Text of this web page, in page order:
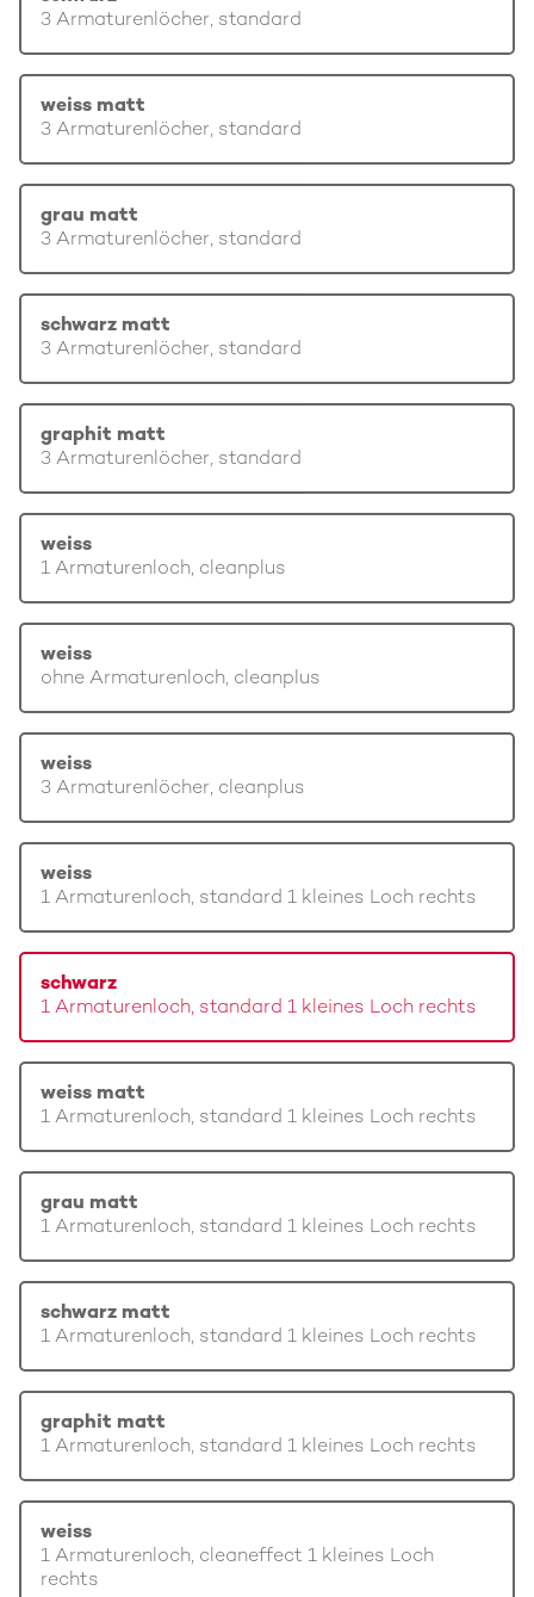
3 Armaturenlöcher, standard
weiss matt
3 Armaturenlöcher, standard
grau matt
3 Armaturenlöcher, standard
schwarz matt
3 Armaturenlöcher, standard
graphit matt
3 Armaturenlöcher, standard
weiss
1 Armaturenloch, cleanplus
weiss
ohne Armaturenloch, cleanplus
weiss
3 Armaturenlöcher, cleanplus
weiss
1 Armaturenloch, standard 1 kleines Loch rechts
schwarz
1 Armaturenloch, standard 1 kleines Loch rechts
weiss matt
1 Armaturenloch, standard 1 kleines Loch rechts
grau matt
1 Armaturenloch, standard 1 kleines Loch rechts
schwarz matt
1 Armaturenloch, standard 1 kleines Loch rechts
graphit matt
1 Armaturenloch, standard 1 kleines Loch rechts
weiss
1 Armaturenloch, cleaneffect 1 kleines Loch
rechts